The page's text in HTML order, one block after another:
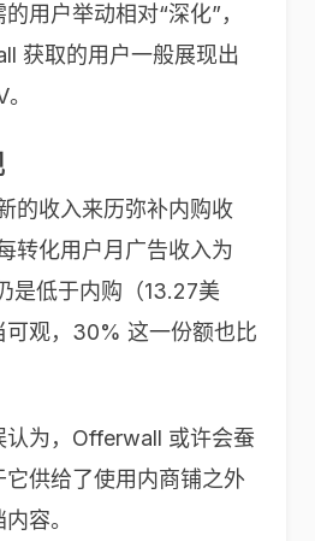
用户举动相对“深化”，
获取的用户一般展现出
的收入来历弥补内购收
转化用户月广告收入为
是低于内购（13.27美
可观，30% 这一份额也比
认为，Offerwall 或许会蚕
供给了使用内商铺之外
容。